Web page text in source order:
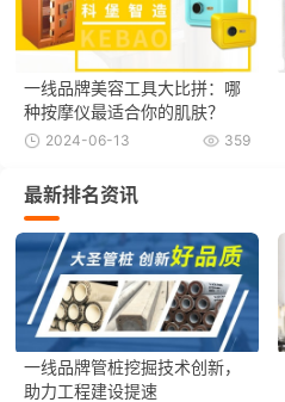
一线品牌美容工具大比拼：哪
种按摩仪最适合你的肌肤？
359
2024-06-13
最新排名资讯
一线品牌管桩挖掘技术创新，
助力工程建设提速